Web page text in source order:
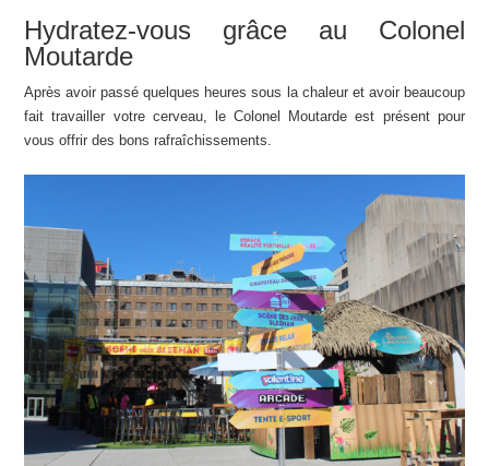
Hydratez-vous grâce au Colonel
Moutarde
Après avoir passé quelques heures sous la chaleur et avoir beaucoup
fait travailler votre cerveau, le Colonel Moutarde est présent pour
vous offrir des bons rafraîchissements.